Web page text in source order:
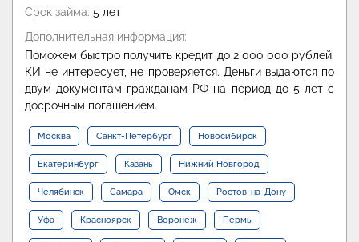
Срок займа: 5 лет
Дополнительная информация:
Поможем быстро получить кредит до 2 000 000 рублей.
КИ не интересует, не проверяется. Деньги выдаются по
двум документам гражданам РФ на период до 5 лет с
досрочным погашением.
Москва Санкт-Петербург Новосибирск
Екатеринбург Казань Нижний Новгород
Челябинск Самара Омск Ростов-на-Дону
Уфа Красноярск Воронеж Пермь